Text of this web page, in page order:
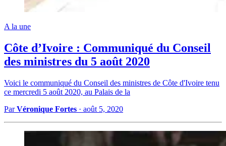
A la une
Côte d’Ivoire : Communiqué du Conseil
des ministres du 5 août 2020
Voici le communiqué du Conseil des ministres de Côte d'Ivoire tenu
ce mercredi 5 août 2020, au Palais de la
ParVéronique Fortes · août 5, 2020